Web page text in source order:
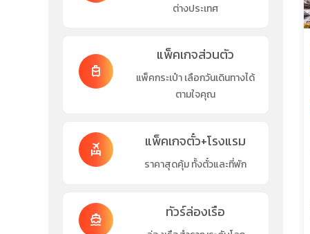
ต่างประเทศ
travel_luggage_and_bags
แพ็คเกจส่วนตัว
แพ็คกระเป๋า เลือกวันเดินทางได้
ตามใจคุณ
flights_and_hotels แพ็คเกจตั๋ว+โรงแรม
ราคาสุดคุ้ม ทั้งตั๋วและที่พัก
directions_boat ทัวร์ล่องเรือ